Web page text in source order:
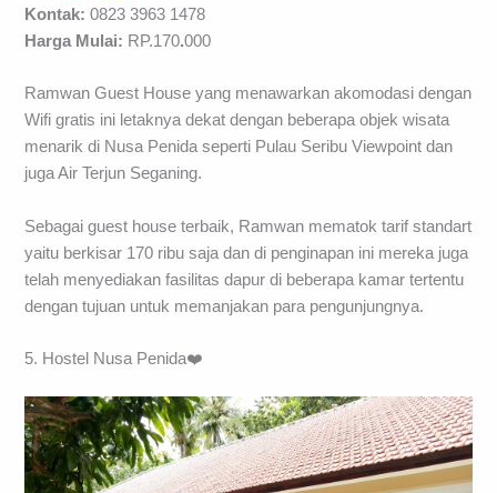
Kontak: 0823 3963 1478
Harga Mulai: RP.170.000
Ramwan Guest House yang menawarkan akomodasi dengan
Wifi gratis ini letaknya dekat dengan beberapa objek wisata
menarik di Nusa Penida seperti Pulau Seribu Viewpoint dan
juga Air Terjun Seganing.
Sebagai guest house terbaik, Ramwan mematok tarif standart
yaitu berkisar 170 ribu saja dan di penginapan ini mereka juga
telah menyediakan fasilitas dapur di beberapa kamar tertentu
dengan tujuan untuk memanjakan para pengunjungnya.
5. Hostel Nusa Penida❤️